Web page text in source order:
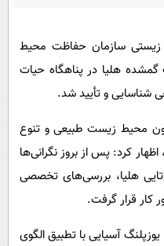
سازمان حفاظت محیط
هلیا در پناهگاه حیات
و تأیید شد.
محیط زیست طبیعی و تنوع
کرد: پس از بروز نگرانی‌ها
هلیا، بررسی‌های تخصصی
کار قرار گرفت.
آسیایی با تطبیق الگوی